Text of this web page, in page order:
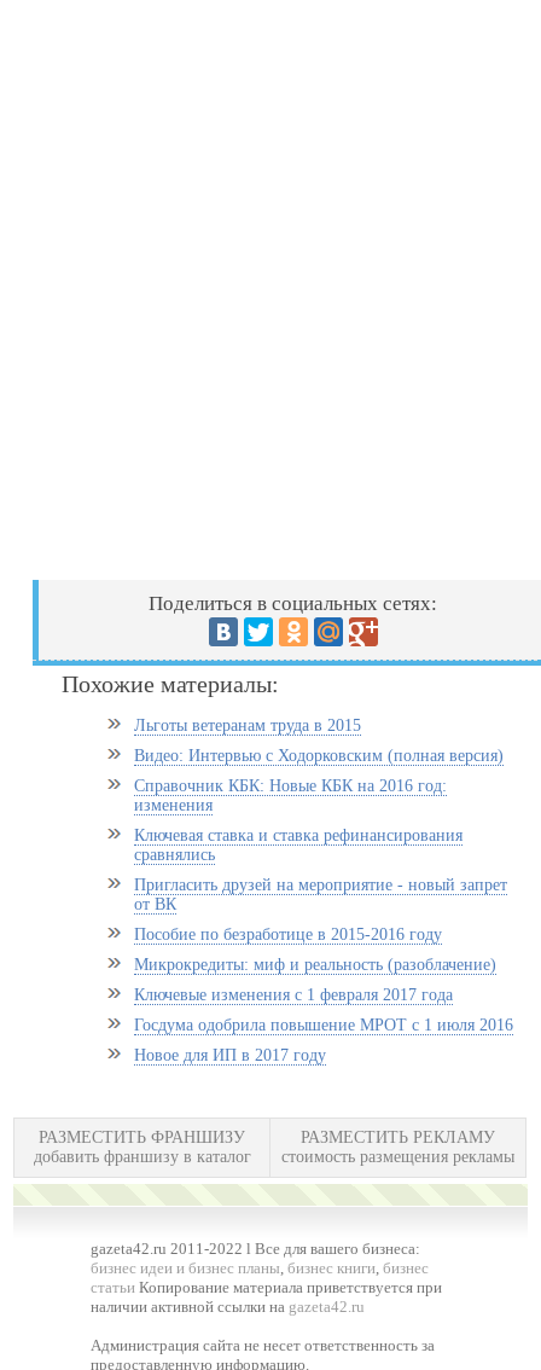
Поделиться в социальных сетях:
Похожие материалы:
Льготы ветеранам труда в 2015
Видео: Интервью с Ходорковским (полная версия)
Справочник КБК: Новые КБК на 2016 год:
изменения
Ключевая ставка и ставка рефинансирования
сравнялись
Пригласить друзей на мероприятие - новый запрет
от ВК
Пособие по безработице в 2015-2016 году
Микрокредиты: миф и реальность (разоблачение)
Ключевые изменения с 1 февраля 2017 года
Госдума одобрила повышение МРОТ с 1 июля 2016
Новое для ИП в 2017 году
РАЗМЕСТИТЬ ФРАНШИЗУ
добавить франшизу в каталог
РАЗМЕСТИТЬ РЕКЛАМУ
стоимость размещения рекламы
gazeta42.ru 2011-2022 l Все для вашего бизнеса:
бизнес идеи и бизнес планы,бизнес книги,бизнес
статьи Копирование материала приветствуется при
наличии активной ссылки на gazeta42.ru
Администрация сайта не несет ответственность за
предоставленную информацию.